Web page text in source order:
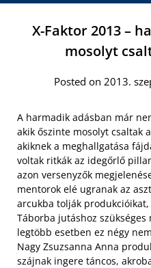
X-Faktor 2013 –
mosolyt
Posted on 2013.
A harmadik adásban már
akik őszinte mosolyt csaltak
akiknek a meghallgatása
voltak ritkák az idegőrlő
azon versenyzők
mentorok elé ugranak az
arcukba tolják
Táborba jutáshoz
legtöbb esetben ez négy
Nagy Zsuzsanna Anna
szájnak ingere táncos,